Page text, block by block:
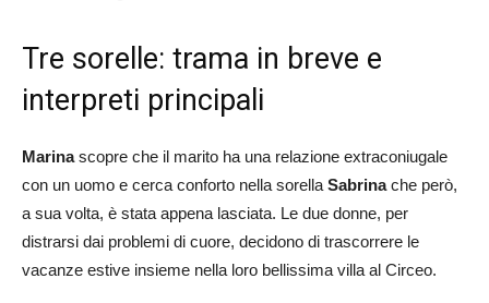
Tre sorelle: trama in breve e
interpreti principali
Marinascopre che il marito ha una relazione extraconiugale
con un uomo e cerca conforto nella sorella Sabrinache però,
a sua volta, è stata appena lasciata. Le due donne, per
distrarsi dai problemi di cuore, decidono di trascorrere le
vacanze estive insieme nella loro bellissima villa al Circeo.